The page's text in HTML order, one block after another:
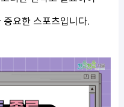
중요한 스포츠입니다.